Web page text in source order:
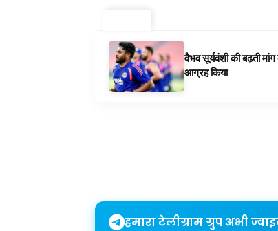
वैभव सूर्यवंशी की बढ़ती
आग्रह किया
हमारा टेलीग्राम ग्रुप अभी